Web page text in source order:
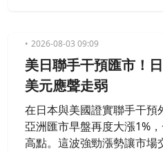
2026-08-03 09:09
美日聯手干預匯市！
美元應聲走弱
在日本與美國證實聯手干預
亞洲匯市早盤再度大漲1%
高點。這波強勁漲勢讓市場